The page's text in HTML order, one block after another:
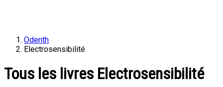
Odenth
Electrosensibilité
Tous les livres Electrosensibilité